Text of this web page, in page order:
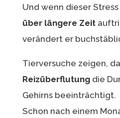
Und wenn dieser Stress
über längere Zeit
verändert er
Tierversuche zeigen,
Reizüberflutungdie
Gehirns beeinträchtigt.
Schon nach einem